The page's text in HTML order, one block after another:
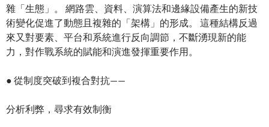
雜「生態」。 網路雲、資料、演算法和邊緣設備產生的新技
術變化促進了動態且複雜的「架構」的形成。 這種結構反過
來又對要素、平台和系統進行反向調節，不斷湧現新的能
力，對作戰系統的賦能和演進發揮重要作用。
● 從制度突破到複合對抗——
分析利弊，尋求有效制衡